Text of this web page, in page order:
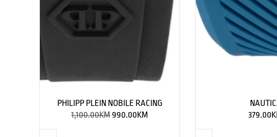
PHILIPP PLEIN NOBILE RACING
1,100.00KM990.00KM
379.00